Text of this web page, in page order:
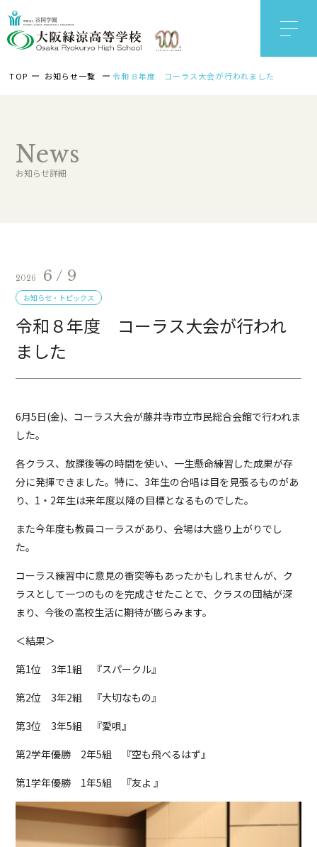
TOP お知らせ一覧 令和８年度 コーラス大会が行われました
News
お知らせ詳細
2026 6 / 9
お知らせ・トピックス
令和８年度 コーラス大会が行われ
ました
6月5日(金)、コーラス大会が藤井寺市立市民総合会館で行われま
した。
各クラス、放課後等の時間を使い、一生懸命練習した成果が存
分に発揮できました。特に、3年生の合唱は目を見張るものがあ
り、1・2年生は来年度以降の目標となるものでした。
また今年度も教員コーラスがあり、会場は大盛り上がりでし
た。
コーラス練習中に意見の衝突等もあったかもしれませんが、ク
ラスとして一つのものを完成させたことで、クラスの団結が深
まり、今後の高校生活に期待が膨らみます。
＜結果＞
第1位 3年1組 『スパークル』
第2位 3年2組 『大切なもの』
第3位 3年5組 『愛唄』
第2学年優勝 2年5組 『空も飛べるはず』
第1学年優勝 1年5組 『友よ 』